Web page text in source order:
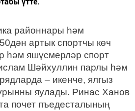
районнары һәм
артык спортчы көч
һәм яшүсмерләр спорт
Шәйхуллин парлы һәм
– икенче, ялгыз
яулады. Ринас Ханов
почет пъедесталының